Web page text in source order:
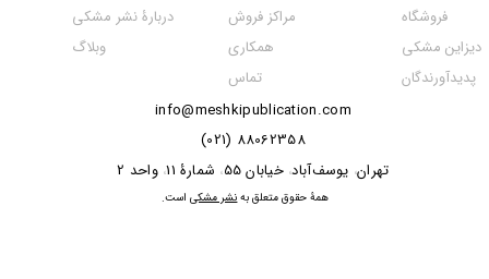
info@meshkipublication.com
88062358 (021)
​​​​​​تهران، یوسف‌آباد، خیابان 55 ، شمارۀ 11 ،واحد 2
مراکز فروش
همکاری
تماس
فروشگاه
دیزاین مشکی
پدیدآورندگان
دربارۀ نشر مشکی
وبلاگ
​همۀ حقوق متعلق به نشر مشکیاست.